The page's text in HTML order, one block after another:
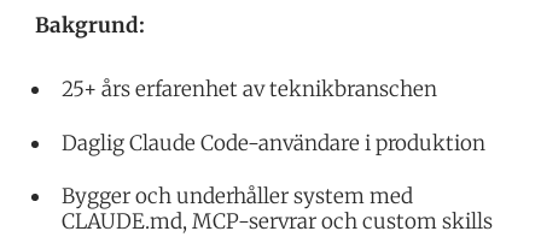
Bakgrund:
25+ års erfarenhet av teknikbranschen
Daglig Claude Code-användare i produktion
Bygger och underhåller system med
CLAUDE.md, MCP-servrar och custom skills